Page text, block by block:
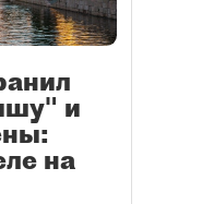
и
на